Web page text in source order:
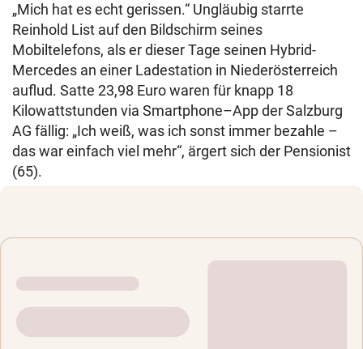
„Mich hat es echt gerissen.“ Ungläubig starrte
Reinhold List auf den Bildschirm seines
Mobiltelefons, als er dieser Tage seinen Hybrid-
Mercedes an einer Ladestation in Niederösterreich
auflud. Satte 23,98 Euro waren für knapp 18
Kilowattstunden via Smartphone–App der Salzburg
AG fällig: „Ich weiß, was ich sonst immer bezahle –
das war einfach viel mehr“, ärgert sich der Pensionist
(65).